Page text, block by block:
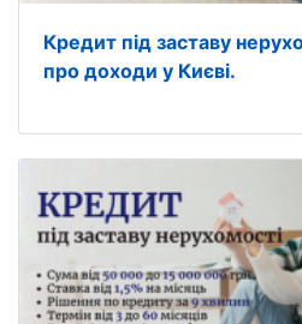
Кредит під заставу
про доходи у Києві.